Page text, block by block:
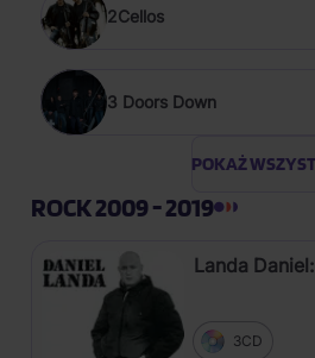
2Cellos
3 Doors Down
POKAŻ
ROCK 2009 - 2019
Landa
3CD